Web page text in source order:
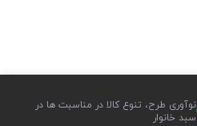
نوآوری طرح، تنوع کالا در مناسبت ها در
سبد خانوار